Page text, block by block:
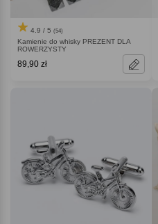
4.9 / 5 (54)
Kamienie do whisky PREZENT DLA
ROWERZYSTY
89,90 zł